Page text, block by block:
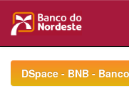
navigationDSpace - BNB -